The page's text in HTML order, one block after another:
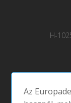
H-
Az